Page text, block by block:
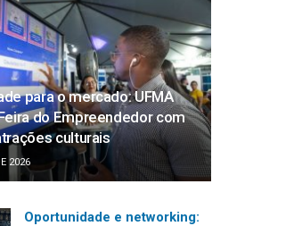
para o mercado: UFMA
do Empreendedor com
culturais
2026
Oportunidade e networking: